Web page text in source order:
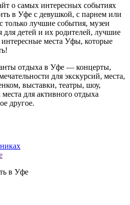
о самых интересных событиях
в Уфе с девушкой, с парнем или
лучшие события, музеи
детей и их родителей, лучшие
интересные места Уфы, которые
отдыха в Уфе — концерты,
для экскурсий, места,
выставки, театры, шоу,
для активного отдыха
другое.
в Уфе